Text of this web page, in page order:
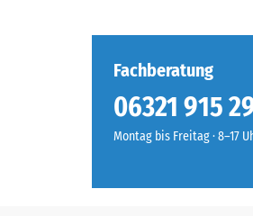
Struktur
Fachberatung
06321 915
Montag bis Freitag · 8–17